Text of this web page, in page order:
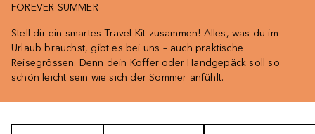
FOREVER SUMMER
Stell dir ein smartes Travel-Kit zusammen! Alles, was du im
Urlaub brauchst, gibt es bei uns – auch praktische
Reisegrössen. Denn dein Koffer oder Handgepäck soll so
schön leicht sein wie sich der Sommer anfühlt.